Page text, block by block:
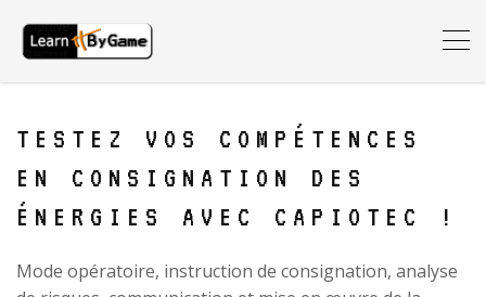
TESTEZ VOS COMPÉTENCES
EN CONSIGNATION DES
ÉNERGIES AVEC CAPIOTEC !
Mode opératoire, instruction de consignation, analyse